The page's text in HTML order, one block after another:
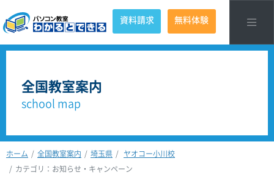
資料請求 無料体験
全国教室案内
school map
ホーム 全国教室案内 埼玉県
ヤオコー小川校
カテゴリ：お知らせ・キャンペーン